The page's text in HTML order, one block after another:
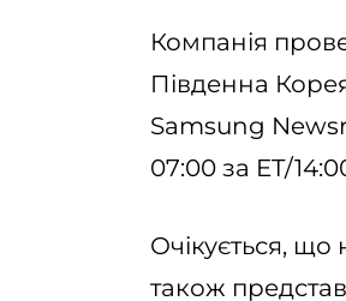
Компанія
Південна
Samsung
07:00 за ET/
Очікується, що
також